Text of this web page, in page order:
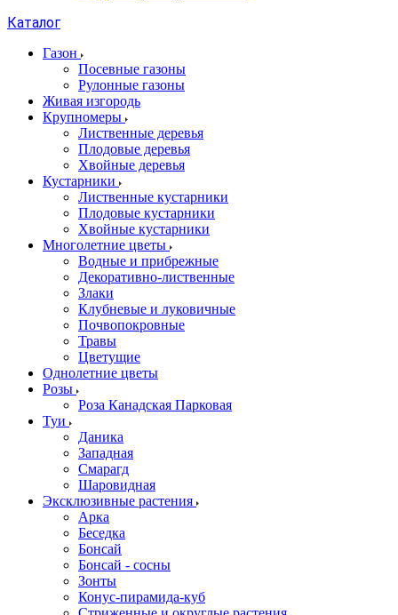
Каталог
Газон
Посевные газоны
Рулонные газоны
Живая изгородь
Крупномеры
Лиственные деревья
Плодовые деревья
Хвойные деревья
Кустарники
Лиственные кустарники
Плодовые кустарники
Хвойные кустарники
Многолетние цветы
Водные и прибрежные
Декоративно-лиственные
Злаки
Клубневые и луковичные
Почвопокровные
Травы
Цветущие
Однолетние цветы
Розы
Роза Канадская Парковая
Туи
Даника
Западная
Смарагд
Шаровидная
Эксклюзивные растения
Арка
Беседка
Бонсай
Бонсай - сосны
Зонты
Конус-пирамида-куб